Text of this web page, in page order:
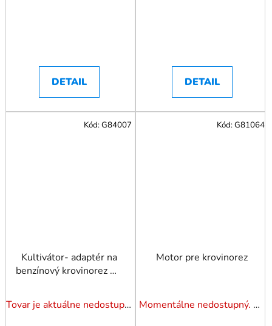
DETAIL DETAIL
Kultivátor- adaptér na
benzínový krovinorez 32
Tovar je aktuálne nedostupný. Dotazuj dostupnosť.
Kód:G84007
Motor pre krovinorez
Momentálne nedostupný. Pozrite si naše varianty.
Kód:G81064